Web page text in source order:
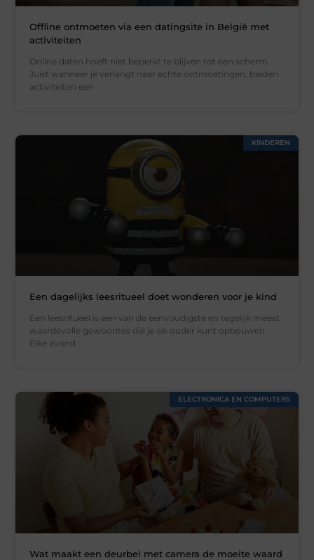
Offline ontmoeten via een datingsite in België met
activiteiten
Online daten hoeft niet beperkt te blijven tot een scherm.
Juist wanneer je verlangt naar echte ontmoetingen, bieden
activiteiten een
KINDEREN
Een dagelijks leesritueel doet wonderen voor je kind
Een leesritueel is een van de eenvoudigste en tegelijk meest
waardevolle gewoontes die je als ouder kunt opbouwen.
Elke avond
ELECTRONICA EN COMPUTERS
Wat maakt een deurbel met camera de moeite waard